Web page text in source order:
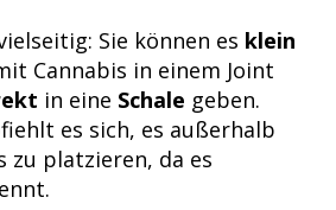
Sie können es klein
Cannabis in einem Joint
in eine Schale geben.
es sich, es außerhalb
zu platzieren, da es